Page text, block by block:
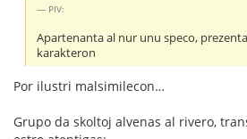
PIV:
Apartenanta al nur unu speco,
karakteron
Por ilustri malsimilecon…
Grupo da skoltoj alvenas al rivero,